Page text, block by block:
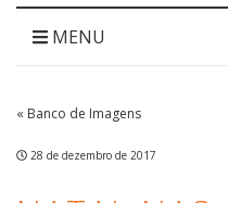
MENU
« Banco de Imagens
28 de dezembro de 2017